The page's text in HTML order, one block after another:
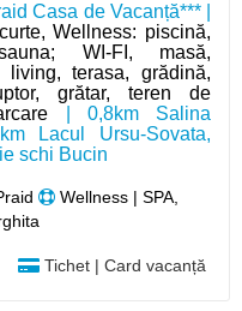
Casa de Vacanță*** |
Wellness: piscină,
WI-FI, masă,
living, terasa, grădină,
grătar, teren de
| 0,8km Salina
Lacul Ursu-Sovata,
schi Bucin
Wellness | SPA,
Tichet | Card vacanță